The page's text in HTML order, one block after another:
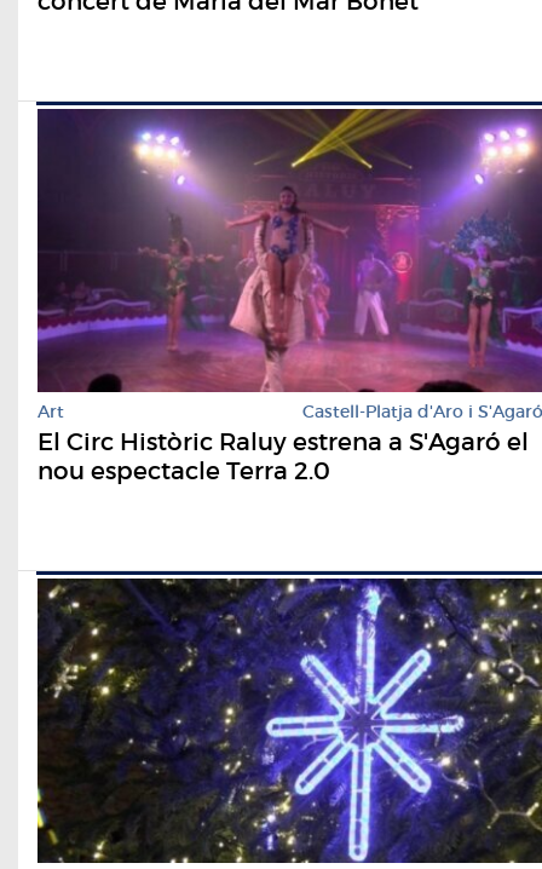
Art Castell-Platja d'Aro i S'Agaró
El Circ Històric Raluy estrena a S'Agaró el
nou espectacle Terra 2.0